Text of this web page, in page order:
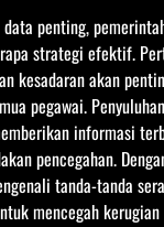
penting,
strategi efektif.
kesadaran akan
pegawai.
informasi
pencegahan.
tanda-tanda
mencegah